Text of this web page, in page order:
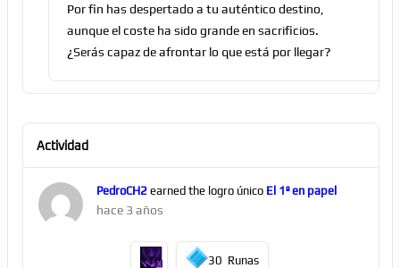
Por fin has despertado a tu auténtico destino,
aunque el coste ha sido grande en sacrificios.
¿Serás capaz de afrontar lo que está por llegar?
Actividad
PedroCH2earned the logro único El 1º en papel
hace 3 años
30 Runas